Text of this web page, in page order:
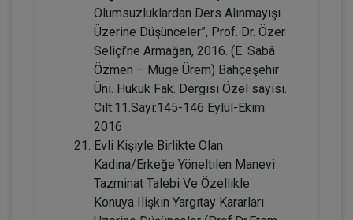
Tüketici Hukuku Enstitüsü
Oturumlar (8 Oturum)
Olumsuzluklardan Ders Alınmayışı
Üzerine Düşünceler”, Prof. Dr. Özer
Seliçi’ne Armağan, 2016. (E. Sabâ
Özmen – Müge Ürem) Bahçeşehir
Üni. Hukuk Fak. Dergisi Özel sayısı.
Cilt:11.Sayı:145-146 Eylül-Ekim
2016
Evli Kişiyle Birlikte Olan
Kadına/Erkeğe Yöneltilen Manevi
Tazminat Talebi Ve Özellikle
Konuya Ilişkin Yargıtay Kararları